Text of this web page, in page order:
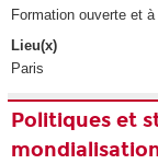
Formation ouverte et
Lieu(x)
Paris
Politiques et